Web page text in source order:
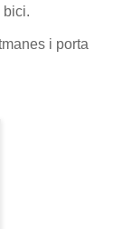
bici.
i porta